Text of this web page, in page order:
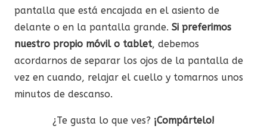
pantalla que está encajada en el asiento de
delante o en la pantalla grande. Si preferimos
nuestro propio móvil o tablet, debemos
acordarnos de separar los ojos de la pantalla de
vez en cuando, relajar el cuello y tomarnos unos
minutos de descanso.
¿Te gusta lo que ves? ¡Compártelo!